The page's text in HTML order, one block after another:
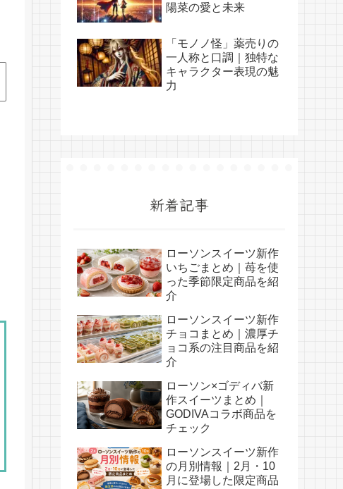
陽菜の愛と未来
「モノノ怪」薬売りの
一人称と口調｜独特な
キャラクター表現の魅
力
新着記事
ローソンスイーツ新作
いちごまとめ｜苺を使
った季節限定商品を紹
介
ローソンスイーツ新作
チョコまとめ｜濃厚チ
ョコ系の注目商品を紹
介
ローソン×ゴディバ新
作スイーツまとめ｜
GODIVAコラボ商品を
チェック
ローソンスイーツ新作
の月別情報｜2月・10
月に登場した限定商品